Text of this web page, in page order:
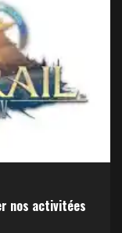
nos activitées